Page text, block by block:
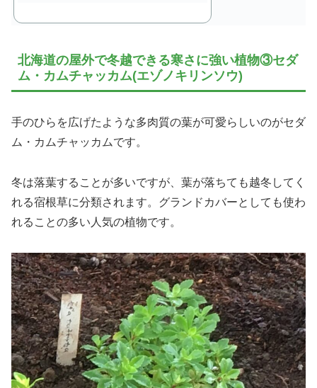
北海道の屋外で冬越できる寒さに強い植物③セダ
ム・カムチャッカム(エゾノキリンソウ)
手のひらを広げたような多肉質の葉が可愛らしいのがセダ
ム・カムチャッカムです。
冬は落葉することが多いですが、葉が落ちても越冬してく
れる宿根草に分類されます。グランドカバーとしても使わ
れることの多い人気の植物です。